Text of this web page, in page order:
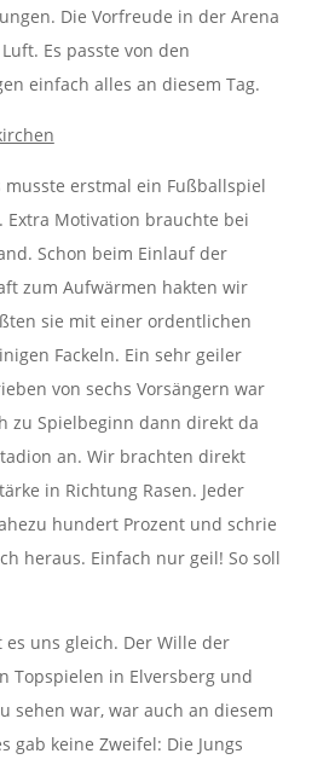
Die Vorfreude in der Arena
Es passte von den
einfach alles an diesem Tag.
musste erstmal ein Fußballspiel
Extra Motivation brauchte bei
Schon beim Einlauf der
zum Aufwärmen hakten wir
sie mit einer ordentlichen
Fackeln. Ein sehr geiler
von sechs Vorsängern war
zu Spielbeginn dann direkt da
an. Wir brachten direkt
in Richtung Rasen. Jeder
hundert Prozent und schrie
heraus. Einfach nur geil! So soll
uns gleich. Der Wille der
Topspielen in Elversberg und
sehen war, war auch an diesem
gab keine Zweifel: Die Jungs